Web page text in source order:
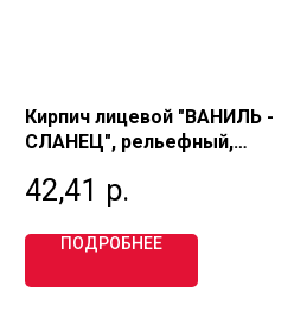
Кирпич лицевой "ВАНИЛЬ -
СЛАНЕЦ", рельефный,
М175, МАГМА
42,41 р.
ПОДРОБНЕЕ